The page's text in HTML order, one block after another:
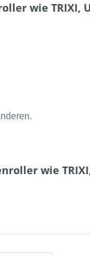
wie TRIXI,
wie TRIXI,